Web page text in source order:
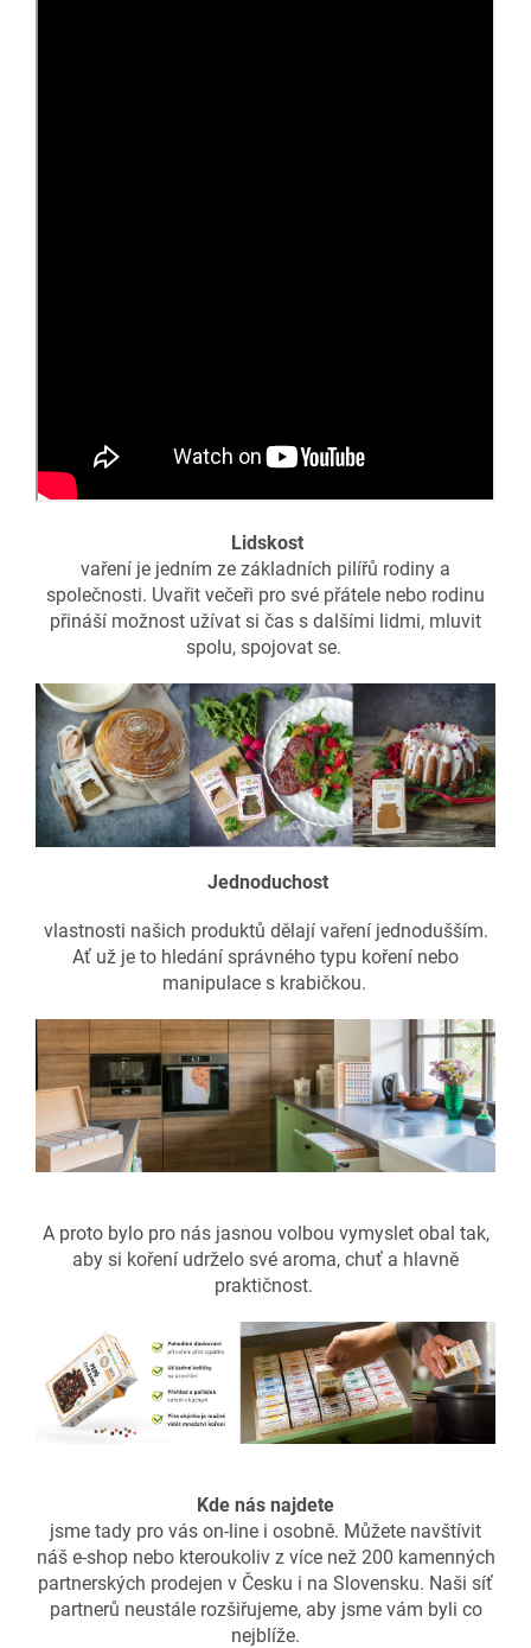
Lidskost
vaření je jedním ze základních pilířů rodiny a
společnosti. Uvařit večeři pro své přátele nebo rodinu
přináší možnost užívat si čas s dalšími lidmi, mluvit
spolu, spojovat se.
Jednoduchost
vlastnosti našich produktů dělají vaření jednodušším.
Ať už je to hledání správného typu koření nebo
manipulace s krabičkou.
A proto bylo pro nás jasnou volbou vymyslet obal tak,
aby si koření udrželo své aroma, chuť a hlavně
praktičnost.
Kde nás najdete
jsme tady pro vás on-line i osobně. Můžete navštívit
náš e-shop nebo kteroukoliv z více než 200 kamenných
partnerských prodejen v Česku i na Slovensku. Naši síť
partnerů neustále rozšiřujeme, aby jsme vám byli co
nejblíže.